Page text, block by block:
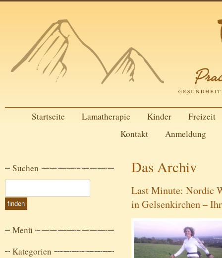
Startseite Lamatherapie Kinder
Freizeit
Kontakt
Anmeldung
Suchen
Menü
Kategorien
Das Archiv
Last Minute: Nordic
in Gelsenkirchen –